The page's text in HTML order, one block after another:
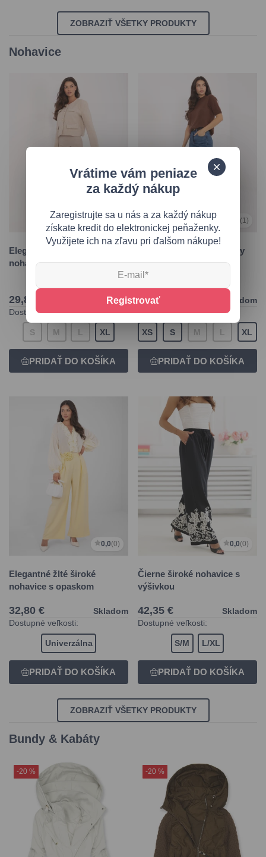
ZOBRAZIŤ VŠETKY PRODUKTY
Nohavice
0,0(0)
Elegantné béžové
nohavice
29,80 €
Skladom
Dostupné veľkosti:
S M L XL
(1)
Dámske balloon fit džínsy
s vysokým pásom,
tmavomodré
39,65 €
Skladom
Dostupné veľkosti:
XS S M L XL
0,0(0)
Elegantné žlté široké
nohavice s opaskom
32,80 €
Skladom
Dostupné veľkosti:
Univerzálna
0,0(0)
Čierne široké nohavice s
výšivkou
42,35 €
Skladom
Dostupné veľkosti:
S/M L/XL
ZOBRAZIŤ VŠETKY PRODUKTY
Bundy & Kabáty
-20 % -20 %
Vrátime vám peniaze
za každý nákup
Zaregistrujte sa u nás a za každý nákup
získate kredit do elektronickej peňaženky.
Využijete ich na zľavu pri ďalšom nákupe!
Registrovať